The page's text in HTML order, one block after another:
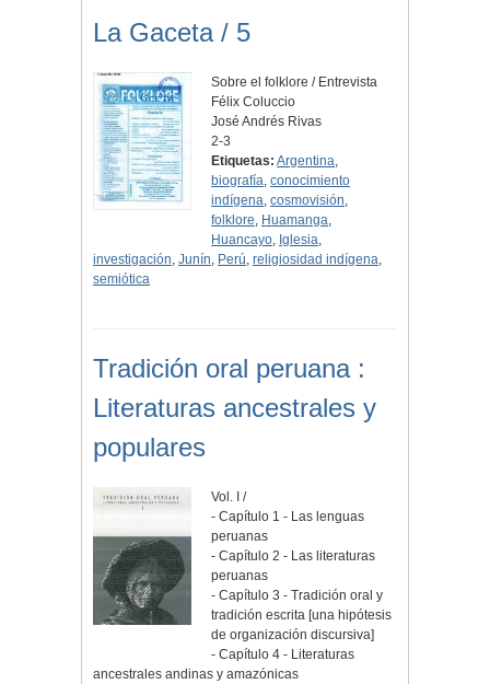
La Gaceta / 5
Sobre el folklore / Entrevista
Félix Coluccio
José Andrés Rivas
2-3
Etiquetas: Argentina,
biografía,conocimiento
indígena,cosmovisión,
folklore, Huamanga,
Huancayo, Iglesia,
investigación, Junín, Perú, religiosidad indígena,
semiótica
Tradición oral peruana :
Literaturas ancestrales y
populares
Vol. I /
- Capítulo 1 - Las lenguas
peruanas
- Capítulo 2 - Las literaturas
peruanas
- Capítulo 3 - Tradición oral y
tradición escrita [una hipótesis
de organización discursiva]
- Capítulo 4 - Literaturas
ancestrales andinas y amazónicas